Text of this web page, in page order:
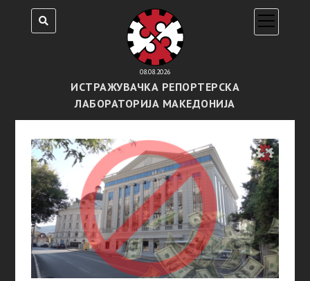
08.08.2026
ИСТРАЖУВАЧКА РЕПОРТЕРСКА
ЛАБОРАТОРИЈА МАКЕДОНИЈА
open
menu